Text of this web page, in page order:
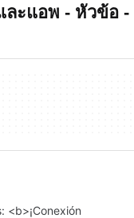
ะแอพ - หัวข้อ -
<b>¡Conexión